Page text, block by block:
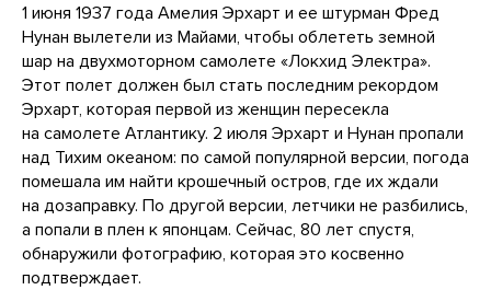
1 июня 1937 года Амелия Эрхарт и ее штурман Фред
Нунан вылетели из Майами, чтобы облететь земной
шар на двухмоторном самолете «Локхид Электра».
Этот полет должен был стать последним рекордом
Эрхарт, которая первой из женщин пересекла
на самолете Атлантику. 2 июля Эрхарт и Нунан пропали
над Тихим океаном: по самой популярной версии, погода
помешала им найти крошечный остров, где их ждали
на дозаправку. По другой версии, летчики не разбились,
а попали в плен к японцам. Сейчас, 80 лет спустя,
обнаружили фотографию, которая это косвенно
подтверждает.